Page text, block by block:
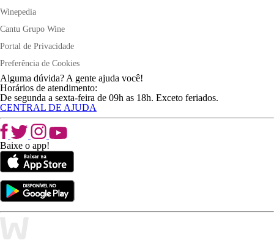
Winepedia
Cantu Grupo Wine
Portal de Privacidade
Preferência de Cookies
Alguma dúvida? A gente ajuda você!
Horários de atendimento:
De segunda a sexta-feira de 09h as 18h. Exceto feriados.
CENTRAL DE AJUDA
Baixe o app!